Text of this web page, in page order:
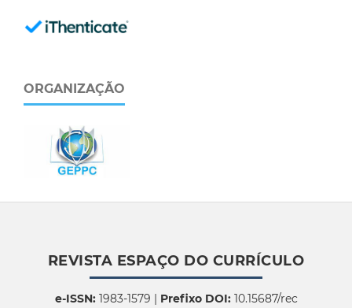
ORGANIZAÇÃO
REVISTA ESPAÇO DO CURRÍCULO
e-ISSN:1983-1579 | Prefixo DOI:10.15687/rec